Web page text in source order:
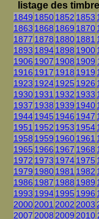
listage des
1849 18501852 1853
1863 1868 1869 1870
1877 1878 18801881
1893 18941898 1900
1906 1907 1908 1909
1916 1917 1918 1919
1923 19241925 1926
19301931 1932 1933
1937 1938 1939 1940
19441945 1946 1947
1951 1952 1953 1954
1958 1959 19601961
1965 1966 1967 1968
1972 1973 19741975
1979 19801981 1982
1986 1987 1988 1989
1993 19941995 1996
2000200120022003
2007200820092010